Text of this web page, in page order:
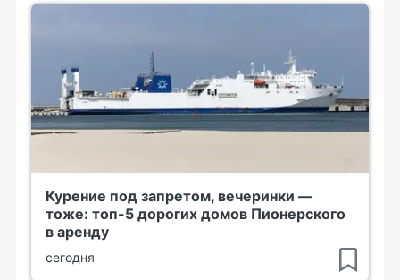
Курение под запретом, вечеринки —
тоже: топ-5 дорогих домов Пионерского
в аренду
сегодня